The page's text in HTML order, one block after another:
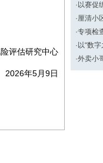
评估研究中心
2026年5月9日
· 以赛促
·厘清小
·专项检
· 以“数
·外卖小